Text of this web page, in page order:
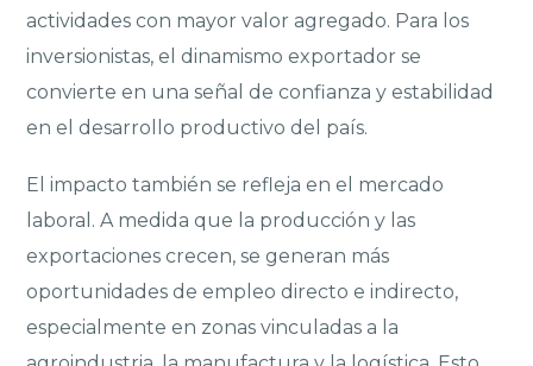
actividades con mayor valor agregado. Para los
inversionistas, el dinamismo exportador se
convierte en una señal de confianza y estabilidad
en el desarrollo productivo del país.
El impacto también se refleja en el mercado
laboral. A medida que la producción y las
exportaciones crecen, se generan más
oportunidades de empleo directo e indirecto,
especialmente en zonas vinculadas a la